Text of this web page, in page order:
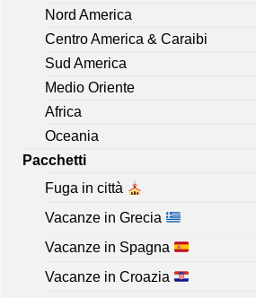
Nord America
Centro America & Caraibi
Sud America
Medio Oriente
Africa
Oceania
Pacchetti
Fuga in città
Vacanze in Grecia
Vacanze in Spagna
Vacanze in Croazia